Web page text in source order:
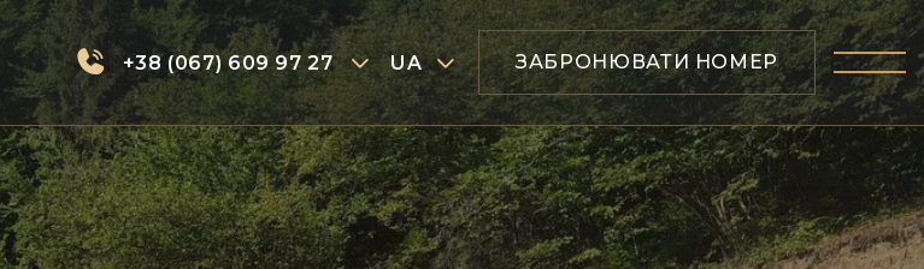
+38 (067) 609 97 27 UA ЗАБРОНЮВАТИ НОМЕР